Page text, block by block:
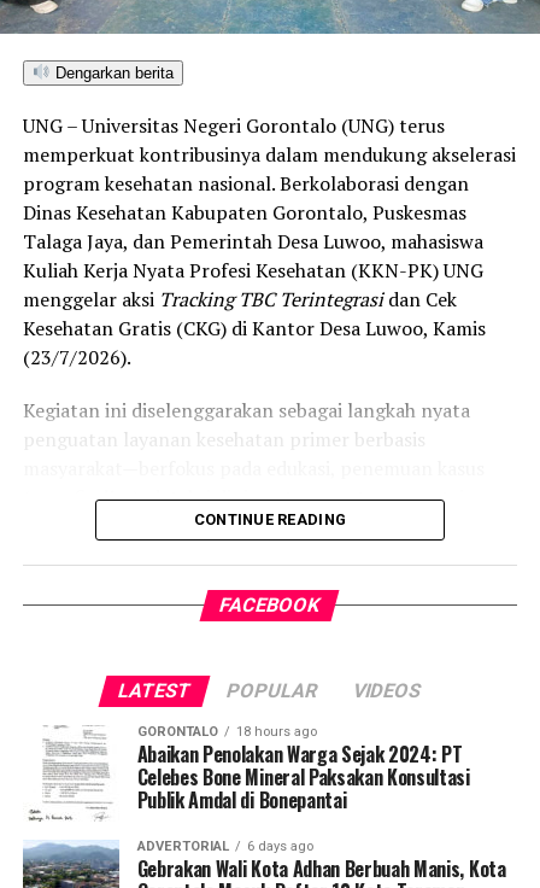
di Gorontalo masih berada pada kategori “Berkembang”
tertinggi di kawasan SulutGo sebagaimana dipaparkan
dalam Rakorwil TPAKD,” ungkap Wawali Indra Gobel
usai kegiatan.
Indra menambahkan, skor IKAD ini membuktikan bahwa
tingkat keterjangkauan, pemanfaatan, serta inklusivitas
layanan keuangan bagi masyarakat di Kota Gorontalo
berada di posisi terdepan.
menjadi indikator kuat atas keberhasilan pemerintah
daerah dalam mendorong masyarakat agar makin
fasilitas jasa keuangan yang berkelanjutan.
Dengarkan berita
UNG – Universitas Negeri Gorontalo (UNG) terus
memperkuat kontribusinya dalam mendukung akselerasi
program kesehatan nasional. Berkolaborasi dengan
Dinas Kesehatan Kabupaten Gorontalo, Puskesmas
Talaga Jaya, dan Pemerintah Desa Luwoo, mahasiswa
Kuliah Kerja Nyata Profesi Kesehatan (KKN-PK) UNG
menggelar aksi Tracking TBC Terintegrasidan Cek
Kesehatan Gratis (CKG) di Kantor Desa Luwoo, Kamis
(23/7/2026).
Kegiatan ini diselenggarakan sebagai langkah nyata
penguatan layanan kesehatan primer berbasis
case finding), deteksi dini, serta pemutusan rantai
penularan tuberkulosis (TBC) yang masih menjadi salah
Pelaksanaan program ini didampingi secara langsung
M.Kes., dr. Siti Rakhmatia P. Th. Kum, M.Biomed., Ns. Nur
Ayun R. Yusuf, S.Kep., M.Kep., dan Ns. Sartika, S.Kep.,
M.Kep. Pendampingan akademis ini memastikan seluruh
alur intervensi medis dan edukasi berjalan sesuai standar
prosedur operasional.
Koordinator Desa KKN-PK UNG Desa Luwoo, Taufik
CONTINUE READING
FACEBOOK
LATEST POPULAR VIDEOS
GORONTALO 18 hours ago
Abaikan Penolakan Warga Sejak 2024: PT
Celebes Bone Mineral Paksakan Konsultasi
Publik Amdal di Bonepantai
ADVERTORIAL 6 days ago
Gebrakan Wali Kota Adhan Berbuah Manis, Kota